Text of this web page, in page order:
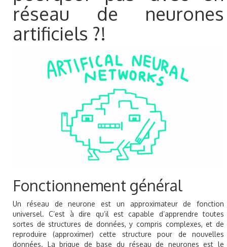
réseau de neurones
artificiels ?!
Fonctionnement général
Un réseau de neurone est un approximateur de fonction
universel. C’est à dire qu’il est capable d’apprendre toutes
sortes de structures de données, y compris complexes, et de
reproduire (approximer) cette structure pour de nouvelles
données. La brique de base du réseau de neurones est le